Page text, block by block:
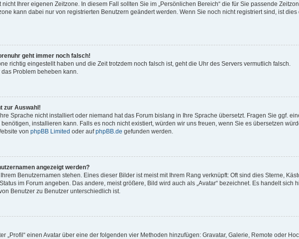
Ihrer eigenen Zeitzone. In diesem Fall sollten Sie im „Persönlichen Bereich“ die für Sie passende
kann dabei nur von registrierten Benutzern geändert werden. Wenn Sie noch nicht registriert sind, ist dies
geht immer noch falsch!
richtig eingestellt haben und die Zeit trotzdem noch falsch ist, geht die Uhr des Servers vermutlich falsch.
Problem beheben kann.
zur Auswahl!
Sprache nicht installiert oder niemand hat das Forum bislang in Ihre Sprache übersetzt. Fragen Sie ggf.
installieren kann. Falls es noch nicht existiert, würden wir uns freuen, wenn Sie es übersetzen
von phpBB Limited oder aufphpBB.de gefunden werden.
angezeigt werden?
Benutzernamen stehen. Eines dieser Bilder ist meist mit Ihrem Rang verknüpft: Oft sind dies Sterne,
im Forum angeben. Das andere, meist größere, Bild wird auch als „Avatar“ bezeichnet. Es handelt sich
Benutzer zu Benutzer unterschiedlich ist.
„Profil“ einen Avatar über eine der folgenden vier Methoden hinzufügen: Gravatar, Galerie, Remote oder